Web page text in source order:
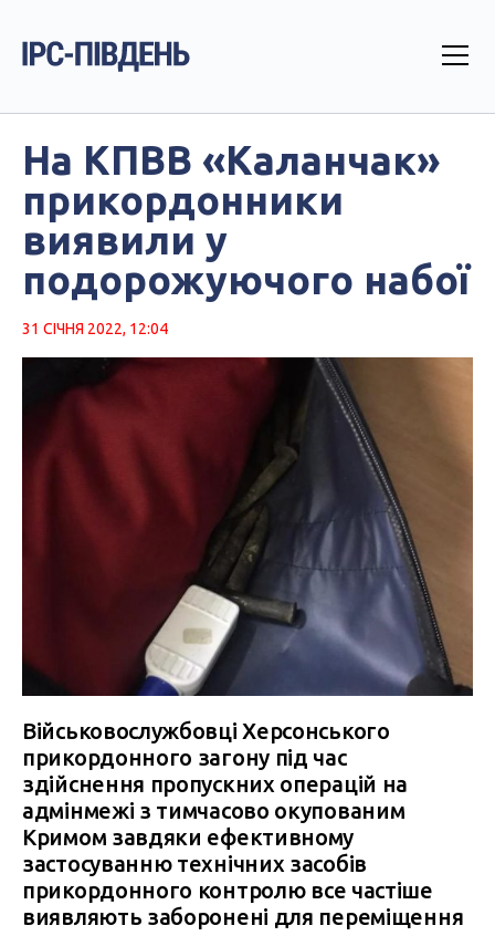
На КПВВ «Каланчак»
прикордонники
виявили у
подорожуючого набої
31 СІЧНЯ 2022, 12:04
Військовослужбовці Херсонського
прикордонного загону під час
здійснення пропускних операцій на
адмінмежі з тимчасово окупованим
Кримом завдяки ефективному
застосуванню технічних засобів
прикордонного контролю все частіше
виявляють заборонені для переміщення